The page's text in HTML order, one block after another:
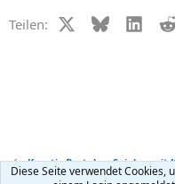
Teilen: X (Twitter)
Bluesky
Kreativ Basteln + Spielen mit
Diese Seite verwendet Cookies,